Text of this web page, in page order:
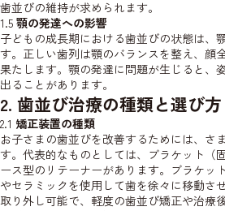
歯並びの維持が求められます。
1.5 顎の発達への影響
子どもの成長期における歯並びの状態は、
す。正しい歯列は顎のバランスを整え、顔
果たします。顎の発達に問題が生じると、
出ることがあります。
2. 歯並び治療の種類と選び方
2.1 矯正装置の種類
お子さまの歯並びを改善するためには、さ
す。代表的なものとしては、ブラケット（
ース型のリテーナーがあります。ブラケッ
やセラミックを使用して歯を徐々に移動さ
取り外し可能で、軽度の歯並び矯正や治療